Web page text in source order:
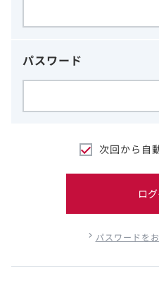
パスワード
次回から自
ロ
パスワードを